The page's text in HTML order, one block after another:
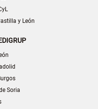
y León
Soria